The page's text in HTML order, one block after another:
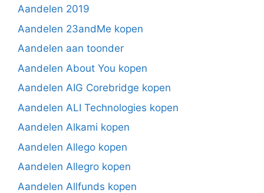
Aandelen 2019
Aandelen 23andMe kopen
Aandelen aan toonder
Aandelen About You kopen
Aandelen AIG Corebridge kopen
Aandelen ALI Technologies kopen
Aandelen Alkami kopen
Aandelen Allego kopen
Aandelen Allegro kopen
Aandelen Allfunds kopen